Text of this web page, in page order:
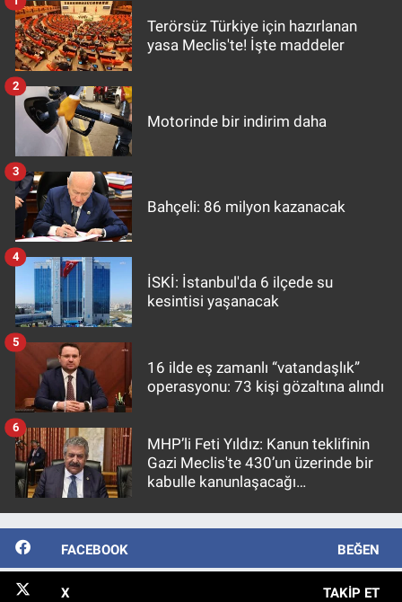
Terörsüz Türkiye için hazırlanan
yasa Meclis'te! İşte maddeler
Motorinde bir indirim daha
2
Bahçeli: 86 milyon kazanacak
3
İSKİ: İstanbul'da 6 ilçede su
kesintisi yaşanacak
4
16 ilde eş zamanlı “vatandaşlık”
operasyonu: 73 kişi gözaltına alındı
5
MHP’li Feti Yıldız: Kanun teklifinin
Gazi Meclis'te 430’un üzerinde bir
kabulle kanunlaşacağı
6
FACEBOOK BEĞEN
X TAKIP ET